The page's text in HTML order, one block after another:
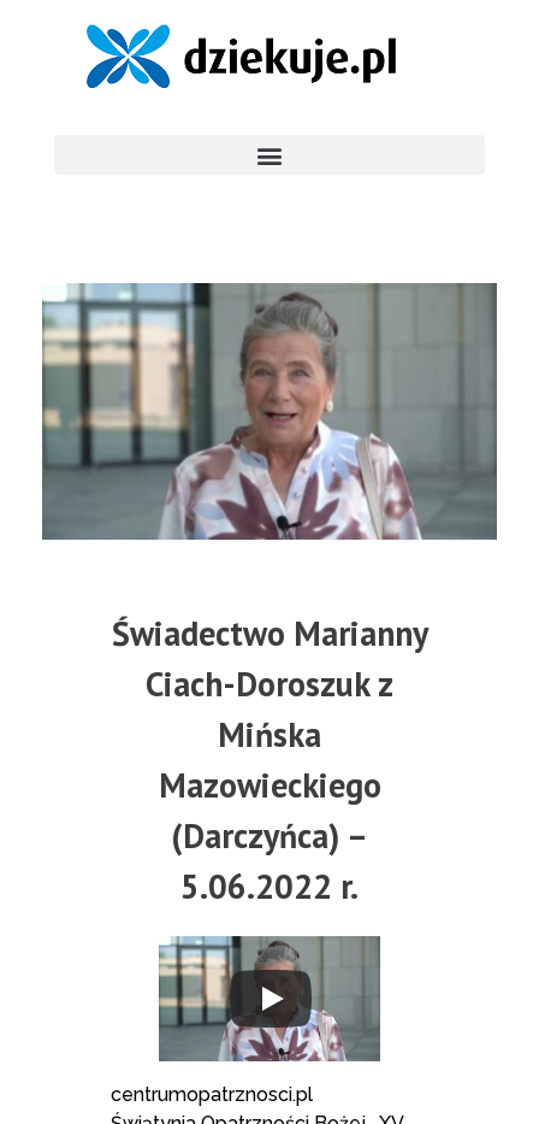
Świadectwo Marianny
Ciach-Doroszuk z
Mińska
Mazowieckiego
(Darczyńca) –
5.06.2022 r.
centrumopatrznosci.pl